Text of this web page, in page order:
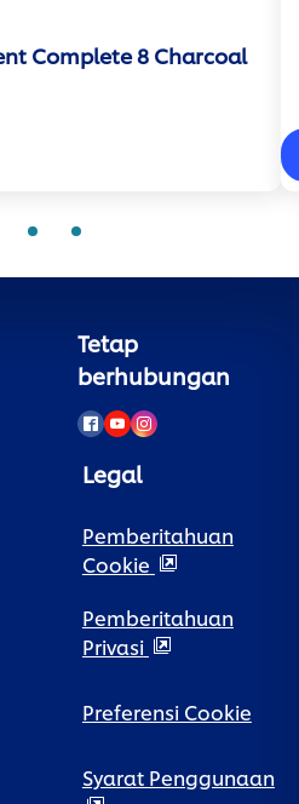
Complete 8 Charcoal
Tetap
berhubungan
Legal
Pemberitahuan
Cookie
Pemberitahuan
Privasi
Preferensi Cookie
Syarat Penggunaan